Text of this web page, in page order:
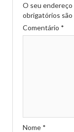
O seu endereço
obrigatórios são
Comentário *
Nome *